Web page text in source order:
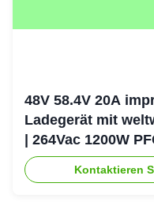
48V 58.4V 20A
Ladegerät mit
| 264Vac 1200W
Kontaktieren